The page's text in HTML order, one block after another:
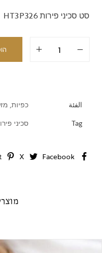
סט סכיני פירות HT3P326
الفئة
כפיות,
Tag
סכיני
Facebook
X